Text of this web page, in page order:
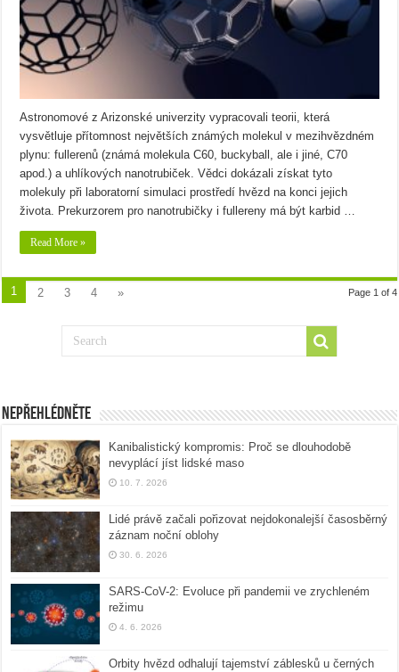
Astronomové z Arizonské univerzity vypracovali teorii, která
vysvětluje přítomnost největších známých molekul v mezihvězdném
plynu: fullerenů (známá molekula C60, buckyball, ale i jiné, C70
apod.) a uhlíkových nanotrubiček. Vědci dokázali získat tyto
molekuly při laboratorní simulaci prostředí hvězd na konci jejich
života. Prekurzorem pro nanotrubičky i fullereny má být karbid …
Read More »
Page 1 of 4
1 2 3 4 »
Nepřehlédněte
Kanibalistický kompromis: Proč se dlouhodobě
nevyplácí jíst lidské maso
10. 7. 2026
Lidé právě začali pořizovat nejdokonalejší časosběrný
záznam noční oblohy
30. 6. 2026
SARS-CoV-2: Evoluce při pandemii ve zrychleném
režimu
4. 6. 2026
Orbity hvězd odhalují tajemství záblesků u černých